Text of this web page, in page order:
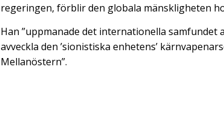
regeringen, förblir den globala mänskligheten
Han ”uppmanade det internationella
avveckla den ’sionistiska enhetens’
Mellanöstern”.